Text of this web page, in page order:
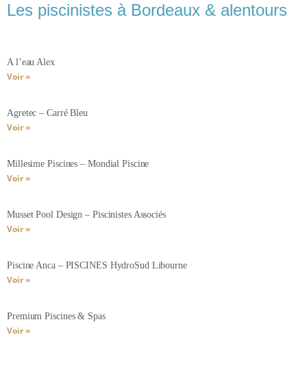
Les piscinistes à Bordeaux & alentours
A l’eau Alex
Voir »
Agretec – Carré Bleu
Voir »
Millesime Piscines – Mondial Piscine
Voir »
Musset Pool Design – Piscinistes Associés
Voir »
Piscine Anca – PISCINES HydroSud Libourne
Voir »
Premium Piscines & Spas
Voir »